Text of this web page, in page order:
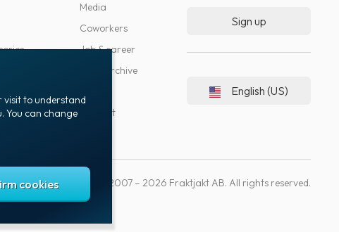
Media
Coworkers
Job & career
News archive
Support
Sign up
English (US)
Copyright © 2007 – 2026 Fraktjakt AB. All rights reserved.
visit to understand
You can change